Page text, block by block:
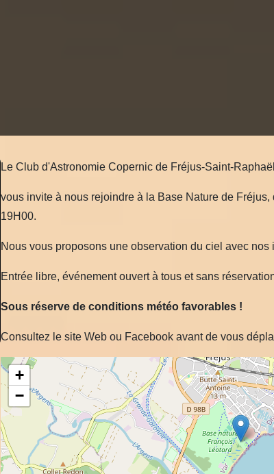
Le Club d'Astronomie Copernic de Fréjus-Saint-Raphaël
vous invite à nous rejoindre à la Base Nature de
19H00.
Nous vous proposons une observation du ciel avec nos
Entrée libre, événement ouvert à tous et sans
Sous réserve de conditions météo favorables !
Consultez le site Web ou Facebook avant de vous
+
−